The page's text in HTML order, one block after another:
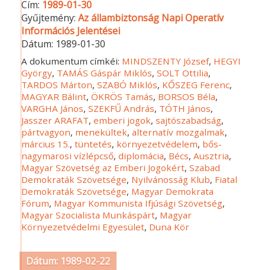
Cím: 1989-01-30
Gyűjtemény:Az állambiztonság Napi Operatív
Információs Jelentései
Dátum: 1989-01-30
A dokumentum címkéi: MINDSZENTY József, HEGYI
György, TAMÁS Gáspár Miklós,SOLT Ottilia,
TARDOS Márton,SZABÓ Miklós, KŐSZEG Ferenc,
MAGYAR Bálint,ÖKRÖS Tamás, BORSOS Béla,
VARGHA János,SZEKFŰ András, TÓTH János,
Jasszer ARAFAT,emberi jogok,sajtószabadság,
pártvagyon, menekültek,alternatív mozgalmak,
március 15.,tüntetés, környezetvédelem, bős-
nagymarosi vízlépcső,diplomácia, Bécs,Ausztria,
Magyar Szövetség az Emberi Jogokért,Szabad
Demokraták Szövetsége, Nyilvánosság Klub, Fiatal
Demokraták Szövetsége, Magyar Demokrata
Fórum, Magyar Kommunista Ifjúsági Szövetség,
Magyar Szocialista Munkáspárt, Magyar
Környezetvédelmi Egyesület, Duna Kör
Dátum: 1989-02-22